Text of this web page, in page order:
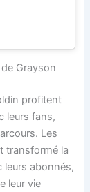
Grayson
profitent
leurs fans,
Les
transformé la
leurs abonnés,
leur vie